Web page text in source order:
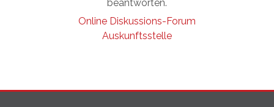
beantworten.
Online Diskussions-Forum
Auskunftsstelle